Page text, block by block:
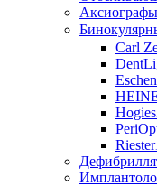
Аксиографы
Carl
Hogies
Riester